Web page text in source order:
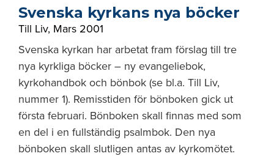
Svenska kyrkans nya böcker
Till Liv, Mars 2001
Svenska kyrkan har arbetat fram förslag till tre
nya kyrkliga böcker – ny evangeliebok,
kyrkohandbok och bönbok (se bl.a. Till Liv,
nummer 1). Remisstiden för bönboken gick ut
första februari. Bönboken skall finnas med som
en del i en fullständig psalmbok. Den nya
bönboken skall slutligen antas av kyrkomötet.